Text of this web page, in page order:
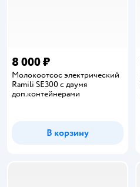
8 000 ₽
Молокоотсос электрический
Ramili SE300 с двумя
доп.контейнерами
В корзину